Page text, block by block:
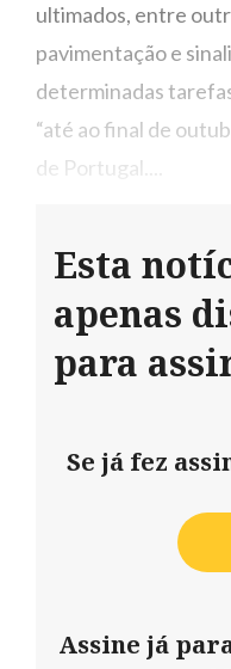
ultimados, entre
pavimentação e
determinadas
“até ao final de
de Portugal....
Esta
apenas
para
Se já fez
Assine já